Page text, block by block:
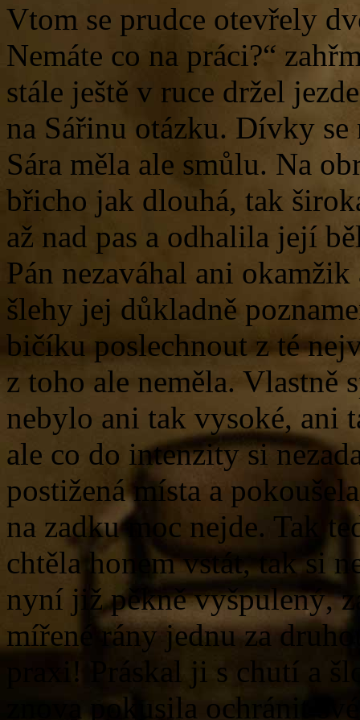
Vtom se prudce otevřely
Nemáte co na práci?“
stále ještě v ruce držel
na Sářinu otázku. Dívky
Sára měla ale smůlu. Na
břicho jak dlouhá, tak
až nad pas a odhalila její
Pán nezaváhal ani
šlehy jej důkladně
bičíku poslechnout z té
z toho ale neměla. Vlastně
nebylo ani tak vysoké, ani
ale co do intenzity si
postižená místa a
na zadku moc nejde. Tak
chtěla honem vstát, tak si
nyní již pěkně vyšpulený,
mířené rány jednu za
praxi! Práskal ji s chutí a
znova pokusila ochránit